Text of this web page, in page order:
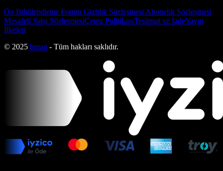
Ön Bilgilendirme Formu Gizlilik Sözleşmesi Abonelik Sözleşmesi
Mesafeli Satış SözleşmesiÇerez PolitikasıTeslimat ve İadeYayın
İlkeleri
© 2025 bmag - Tüm hakları saklıdır.